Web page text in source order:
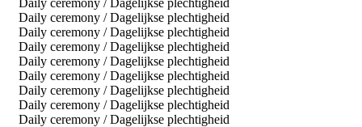
Daily ceremony / Dagelijkse plechtigheid
Daily ceremony / Dagelijkse plechtigheid
Daily ceremony / Dagelijkse plechtigheid
Daily ceremony / Dagelijkse plechtigheid
Daily ceremony / Dagelijkse plechtigheid
Daily ceremony / Dagelijkse plechtigheid
Daily ceremony / Dagelijkse plechtigheid
Daily ceremony / Dagelijkse plechtigheid